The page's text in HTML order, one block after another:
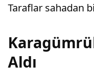
Taraflar sahadan
Aldı